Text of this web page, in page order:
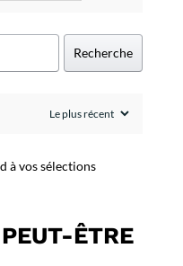
Recherche
à vos sélections
ÊTRE